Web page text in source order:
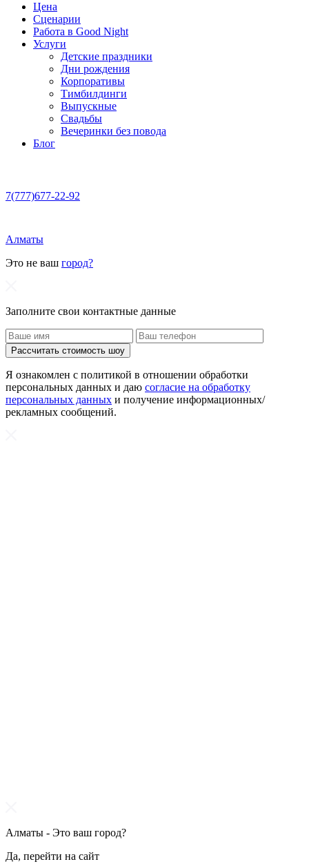
Цена
Сценарии
Работа в Good Night
Услуги
Детские праздники
Дни рождения
Корпоративы
Тимбилдинги
Выпускные
Свадьбы
Вечеринки без повода
Блог
7(777)677-22-92
Алматы
Это не ваш город?
Заполните свои контактные данные
Рассчитать стоимость шоу
Я ознакомлен с политикой в отношении обработки
персональных данных и даю согласие на обработку
персональных данных и получение информационных/
рекламных сообщений.
Алматы - Это ваш город?
Да, перейти на сайт